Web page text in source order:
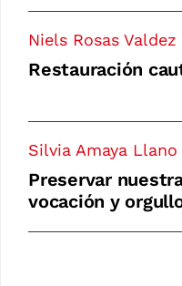
Niels Rosas Valdez
Restauración
Silvia Amaya Llano
Preservar
vocación y